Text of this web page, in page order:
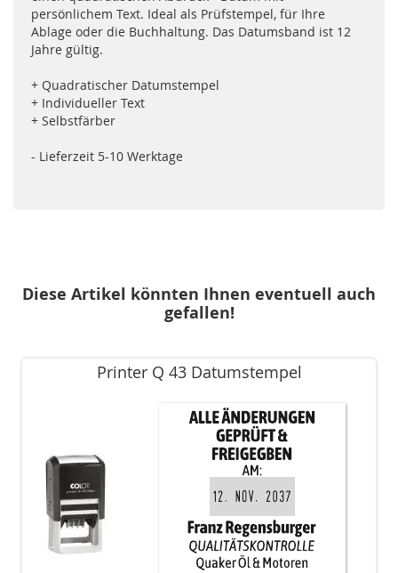
persönlichem Text. Ideal als Prüfstempel, für Ihre
Ablage oder die Buchhaltung. Das Datumsband ist 12
Jahre gültig.
+ Quadratischer Datumstempel
+ Individueller Text
+ Selbstfärber
- Lieferzeit 5-10 Werktage
Diese Artikel könnten Ihnen eventuell auch
gefallen!
Printer Q 43 Datumstempel